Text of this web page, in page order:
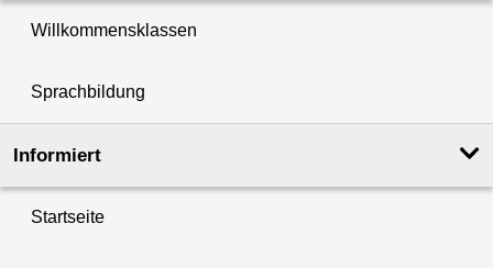
Willkommensklassen
Sprachbildung
Informiert
Startseite